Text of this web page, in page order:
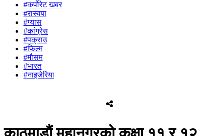
#कर्पोरेट खबर
#रास्वपा
#ग्यास
#कांग्रेस
#पक्राउ
#फिल्म
#मौसम
#भारत
#नाइजेरिया